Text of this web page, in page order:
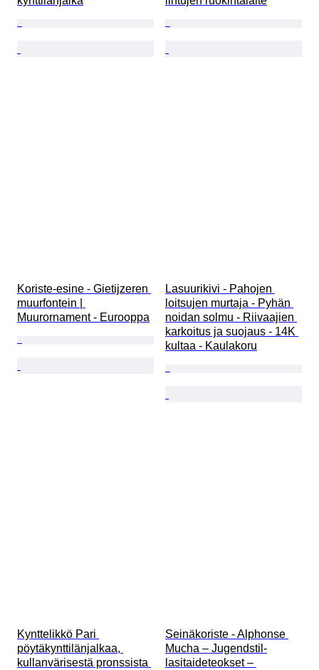
Koriste-esine - Gietijzeren
muurfontein |
Muurornament - Eurooppa
Lasuurikivi - Pahojen
loitsujen murtaja - Pyhän
noidan solmu - Riivaajien
karkoitus ja suojaus - 14K
kultaa - Kaulakoru
Kynttelikkö Pari
pöytäkynttilänjalkaa,
kullanvärisestä pronssista
Seinäkoriste - Alphonse
Mucha – Jugendstil-
lasitaideteokset –